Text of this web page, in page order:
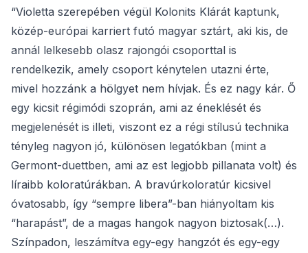
“Violetta szerepében végül Kolonits Klárát kaptunk,
közép-európai karriert futó magyar sztárt, aki kis, de
annál lelkesebb olasz rajongói csoporttal is
rendelkezik, amely csoport kénytelen utazni érte,
mivel hozzánk a hölgyet nem hívjak. És ez nagy kár. Ő
egy kicsit régimódi szoprán, ami az éneklését és
megjelenését is illeti, viszont ez a régi stílusú technika
tényleg nagyon jó, különösen legatókban (mint a
Germont-duettben, ami az est legjobb pillanata volt) és
líraibb koloratúrákban. A bravúrkoloratúr kicsivel
óvatosabb, így “sempre libera”-ban hiányoltam kis
“harapást”, de a magas hangok nagyon biztosak(…).
Színpadon, leszámítva egy-egy hangzót és egy-egy